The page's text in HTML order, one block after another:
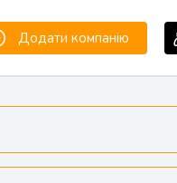
Додати компанію